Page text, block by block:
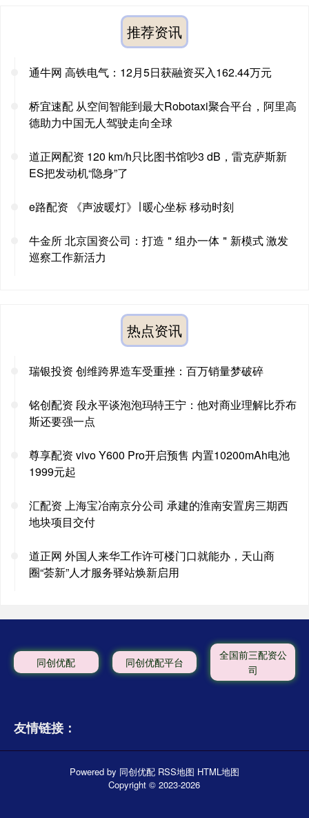
推荐资讯
通牛网 高铁电气：12月5日获融资买入162.44万元
桥宜速配 从空间智能到最大Robotaxi聚合平台，阿里高
德助力中国无人驾驶走向全球
道正网配资 120 km/h只比图书馆吵3 dB，雷克萨斯新
ES把发动机“隐身”了
e路配资 《声波暖灯》∣ 暖心坐标 移动时刻
牛金所 北京国资公司：打造＂组办一体＂新模式 激发
巡察工作新活力
热点资讯
瑞银投资 创维跨界造车受重挫：百万销量梦破碎
铭创配资 段永平谈泡泡玛特王宁：他对商业理解比乔布
斯还要强一点
尊享配资 vivo Y600 Pro开启预售 内置10200mAh电池
1999元起
汇配资 上海宝冶南京分公司 承建的淮南安置房三期西
地块项目交付
道正网 外国人来华工作许可楼门口就能办，天山商
圈“荟新”人才服务驿站焕新启用
同创优配 同创优配平台
全国前三配资公
司
友情链接：
Powered by 同创优配 RSS地图 HTML地图
Copyright© 2023-2026